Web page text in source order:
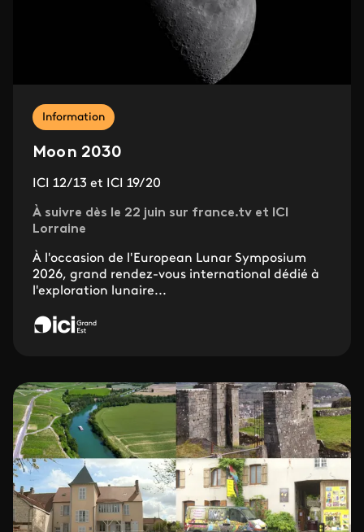
Information
Moon 2030
ICI 12/13 et ICI 19/20
À suivre dès le 22 juin sur france.tv et ICI
Lorraine
À l'occasion de l'European Lunar Symposium
2026, grand rendez-vous international dédié à
l'exploration lunaire...